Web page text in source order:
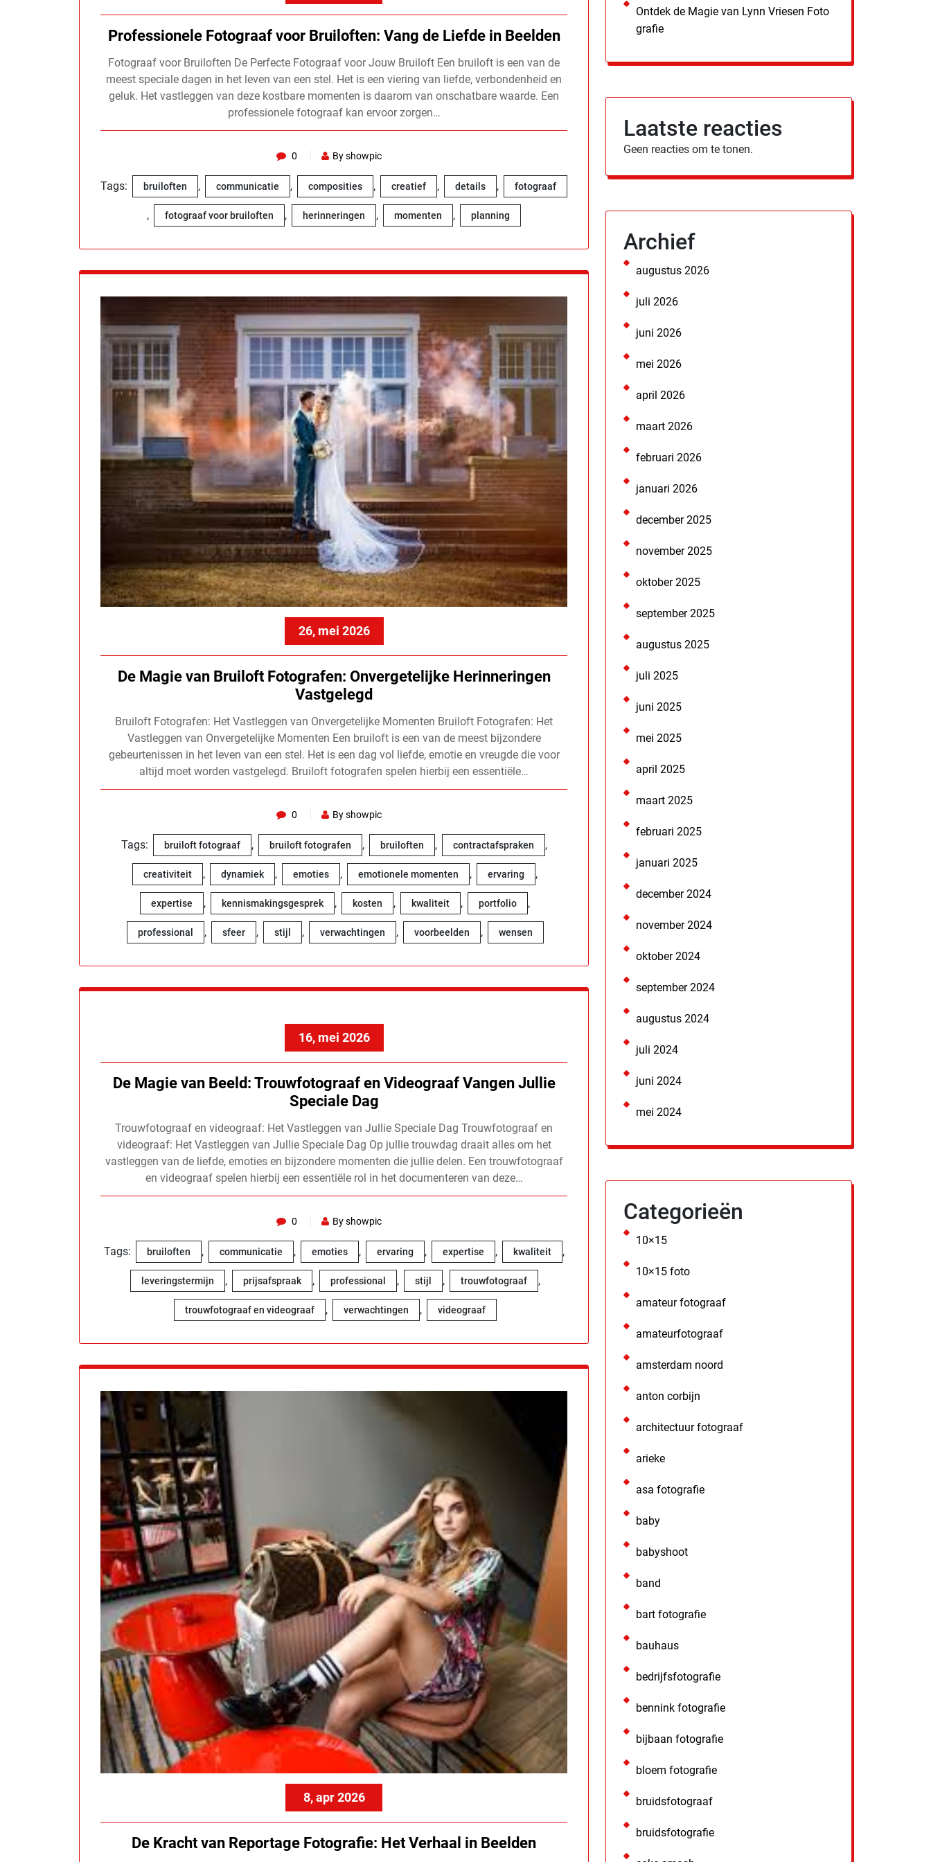
Professionele Fotograaf voor Bruiloften: Vang de Liefde in Beelden
Fotograaf voor Bruiloften De Perfecte Fotograaf voor Jouw Bruiloft Een bruiloft is een van de
meest speciale dagen in het leven van een stel. Het is een viering van liefde, verbondenheid en
geluk. Het vastleggen van deze kostbare momenten is daarom van onschatbare waarde. Een
professionele fotograaf kan ervoor zorgen…
0 By showpic
Tags: bruiloften , communicatie , composities , creatief , details , fotograaf
, fotograaf voor bruiloften , herinneringen , momenten , planning
26, mei 2026
De Magie van Bruiloft Fotografen: Onvergetelijke Herinneringen
Vastgelegd
Bruiloft Fotografen: Het Vastleggen van Onvergetelijke Momenten Bruiloft Fotografen: Het
Vastleggen van Onvergetelijke Momenten Een bruiloft is een van de meest bijzondere
gebeurtenissen in het leven van een stel. Het is een dag vol liefde, emotie en vreugde die voor
altijd moet worden vastgelegd. Bruiloft fotografen spelen hierbij een essentiële…
0 By showpic
Tags: bruiloft fotograaf , bruiloft fotografen , bruiloften , contractafspraken ,
creativiteit , dynamiek , emoties , emotionele momenten , ervaring ,
expertise , kennismakingsgesprek , kosten , kwaliteit , portfolio ,
professional , sfeer , stijl , verwachtingen , voorbeelden , wensen
16, mei 2026
De Magie van Beeld: Trouwfotograaf en Videograaf Vangen Jullie
Speciale Dag
Trouwfotograaf en videograaf: Het Vastleggen van Jullie Speciale Dag Trouwfotograaf en
videograaf: Het Vastleggen van Jullie Speciale Dag Op jullie trouwdag draait alles om het
vastleggen van de liefde, emoties en bijzondere momenten die jullie delen. Een trouwfotograaf
en videograaf spelen hierbij een essentiële rol in het documenteren van deze…
0 By showpic
Tags: bruiloften , communicatie , emoties , ervaring , expertise , kwaliteit ,
leveringstermijn , prijsafspraak , professional , stijl , trouwfotograaf ,
trouwfotograaf en videograaf , verwachtingen , videograaf
8, apr 2026
De Kracht van Reportage Fotografie: Het Verhaal in Beelden
Ontdek de Magie van Lynn Vriesen Foto
grafie
Laatste reacties
Geen reacties om te tonen.
Archief
augustus 2026
juli 2026
juni 2026
mei 2026
april 2026
maart 2026
februari 2026
januari 2026
december 2025
november 2025
oktober 2025
september 2025
augustus 2025
juli 2025
juni 2025
mei 2025
april 2025
maart 2025
februari 2025
januari 2025
december 2024
november 2024
oktober 2024
september 2024
augustus 2024
juli 2024
juni 2024
mei 2024
Categorieën
10×15
10×15 foto
amateur fotograaf
amateurfotograaf
amsterdam noord
anton corbijn
architectuur fotograaf
arieke
asa fotografie
baby
babyshoot
band
bart fotografie
bauhaus
bedrijfsfotografie
bennink fotografie
bijbaan fotografie
bloem fotografie
bruidsfotograaf
bruidsfotografie